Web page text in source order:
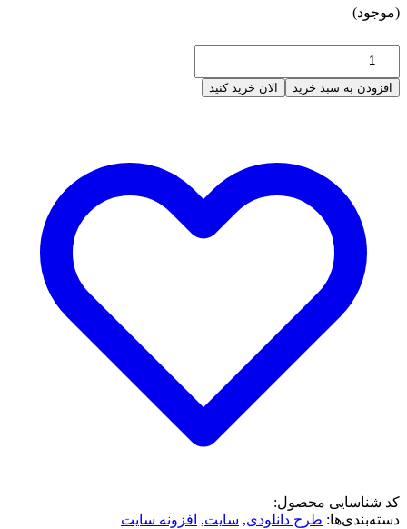
(موجود)
افزودن به سبد خرید الان خرید کنید
کد شناسایی محصول:
دسته‌بندی‌ها: طرح دانلودی, سایت, افزونه سایت